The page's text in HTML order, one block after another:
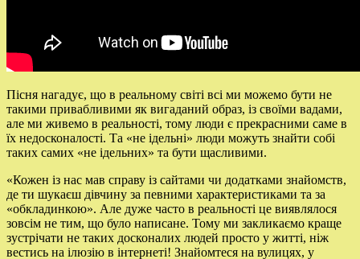
Пісня нагадує, що в реальному світі всі ми можемо бути не
такими привабливими як вигаданий образ, із своїми вадами,
але ми живемо в реальності, тому люди є прекрасними саме в
їх недосконалості. Та «не ідельні» люди можуть знайти собі
таких самих «не ідельних» та бути щасливими.
«Кожен із нас мав справу із сайтами чи додатками знайомств,
де ти шукаєш дівчину за певними характеристиками та за
«обкладинкою». Але дуже часто в реальності це виявлялося
зовсім не тим, що було написане. Тому ми закликаємо краще
зустрічати не таких досконалих людей просто у житті, ніж
вестись на ілюзію в інтернеті! Знайомтеся на вулицях, у